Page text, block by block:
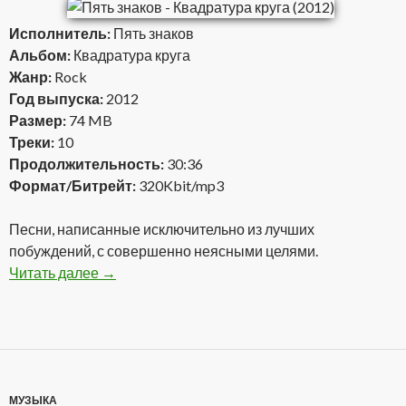
Исполнитель: Пять знаков
Альбом: Квадратура круга
Жанр: Rock
Год выпуска: 2012
Размер: 74 MB
Треки: 10
Продолжительность: 30:36
Формат/Битрейт: 320Kbit/mp3
Песни, написанные исключительно из лучших
побуждений, с совершенно неясными целями.
Читать далее Пять знаков — Квадратура круга (2012)
→
МУЗЫКА